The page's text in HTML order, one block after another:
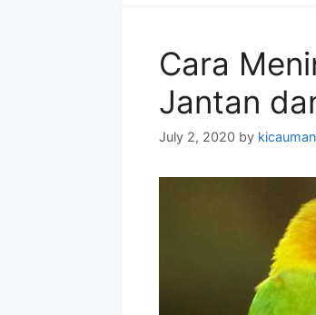
Cara
Jantan
July 2, 2020 by